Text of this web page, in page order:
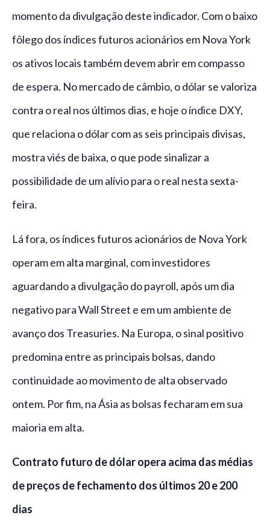
momento da divulgação deste indicador. Com o baixo
fôlego dos índices futuros acionários em Nova York
os ativos locais também devem abrir em compasso
de espera. No mercado de câmbio, o dólar se valoriza
contra o real nos últimos dias, e hoje o índice DXY,
que relaciona o dólar com as seis principais divisas,
mostra viés de baixa, o que pode sinalizar a
possibilidade de um alívio para o real nesta sexta-
feira.
Lá fora, os índices futuros acionários de Nova York
operam em alta marginal, com investidores
aguardando a divulgação do payroll, após um dia
negativo para Wall Street e em um ambiente de
avanço dos Treasuries. Na Europa, o sinal positivo
predomina entre as principais bolsas, dando
continuidade ao movimento de alta observado
ontem. Por fim, na Ásia as bolsas fecharam em sua
maioria em alta.
Contrato futuro de dólar opera acima das médias
de preços de fechamento dos últimos 20 e 200
dias